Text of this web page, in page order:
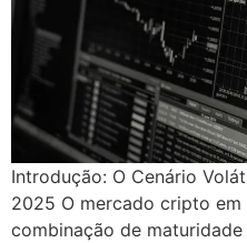
Introdução: O Cenário
2025 O mercado cripto
combinação de